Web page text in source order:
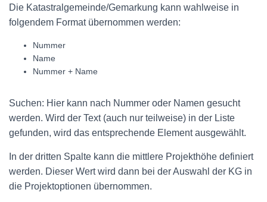
Die Katastralgemeinde/Gemarkung kann wahlweise in
folgendem Format übernommen werden:
Nummer
Name
Nummer + Name
Suchen: Hier kann nach Nummer oder Namen gesucht
werden. Wird der Text (auch nur teilweise) in der Liste
gefunden, wird das entsprechende Element ausgewählt.
In der dritten Spalte kann die mittlere Projekthöhe definiert
werden. Dieser Wert wird dann bei der Auswahl der KG in
die Projektoptionen übernommen.